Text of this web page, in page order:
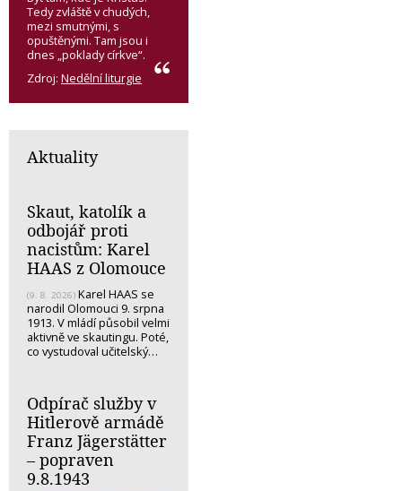
Tedy zvláště v chudých,
mezi smutnými, s
opuštěnými. Tam jsou i
dnes „poklady církve“.
Zdroj: Nedělní liturgie
Aktuality
Skaut, katolík a
odbojář proti
nacistům: Karel
HAAS z Olomouce
(9. 8. 2026) Karel HAAS se
narodil Olomouci 9. srpna
1913. V mládí působil velmi
aktivně ve skautingu. Poté,
co vystudoval učitelský…
Odpírač služby v
Hitlerově armádě
Franz Jägerstätter
– popraven
9.8.1943